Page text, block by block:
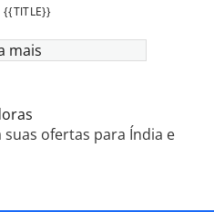
{{TITLE}}
mais
ofertas para Índia e